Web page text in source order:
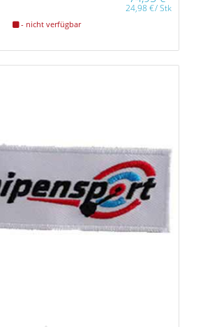
24,98€/Stk
- nicht verfügbar